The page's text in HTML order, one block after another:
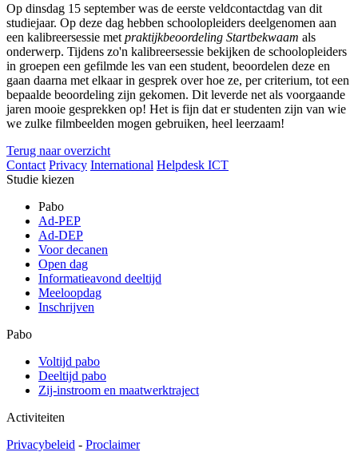
Op dinsdag 15 september was de eerste veldcontactdag van dit
studiejaar. Op deze dag hebben schoolopleiders deelgenomen aan
een kalibreersessie met praktijkbeoordeling Startbekwaam als
onderwerp. Tijdens zo'n kalibreersessie bekijken de schoolopleiders
in groepen een gefilmde les van een student, beoordelen deze en
gaan daarna met elkaar in gesprek over hoe ze, per criterium, tot een
bepaalde beoordeling zijn gekomen. Dit leverde net als voorgaande
jaren mooie gesprekken op! Het is fijn dat er studenten zijn van wie
we zulke filmbeelden mogen gebruiken, heel leerzaam!
Terug naar overzicht
Contact Privacy International Helpdesk ICT
Studie kiezen
Pabo
Ad-PEP
Ad-DEP
Voor decanen
Open dag
Informatieavond deeltijd
Meeloopdag
Inschrijven
Pabo
Voltijd pabo
Deeltijd pabo
Zij-instroom en maatwerktraject
Activiteiten
Privacybeleid - Proclaimer